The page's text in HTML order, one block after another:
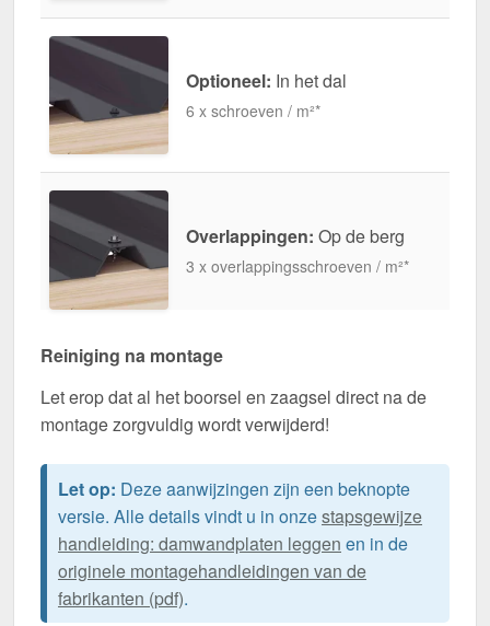
Optioneel: In het dal
6 x schroeven / m²*
Overlappingen: Op de berg
3 x overlappingsschroeven / m²*
Reiniging na montage
Let erop dat al het boorsel en zaagsel direct na de
montage zorgvuldig wordt verwijderd!
Let op: Deze aanwijzingen zijn een beknopte
versie. Alle details vindt u in onzestapsgewijze
handleiding: damwandplaten leggen en in de
originele montagehandleidingen van de
fabrikanten (pdf).